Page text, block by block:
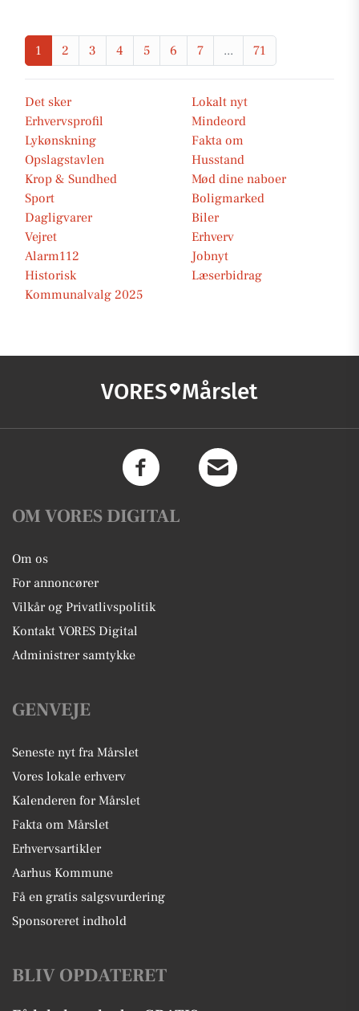
1 2 3 4 5 6 7 ... 71
Det sker
Lokalt nyt
Erhvervsprofil
Mindeord
Lykønskning
Fakta om
Opslagstavlen
Husstand
Krop & Sundhed
Mød dine naboer
Sport
Boligmarked
Dagligvarer
Biler
Vejret
Erhverv
Alarm112
Jobnyt
Historisk
Læserbidrag
Kommunalvalg 2025
VORES Mårslet
OM VORES DIGITAL
Om os
For annoncører
Vilkår og Privatlivspolitik
Kontakt VORES Digital
Administrer samtykke
GENVEJE
Seneste nyt fra Mårslet
Vores lokale erhverv
Kalenderen for Mårslet
Fakta om Mårslet
Erhvervsartikler
Aarhus Kommune
Få en gratis salgsvurdering
Sponsoreret indhold
BLIV OPDATERET